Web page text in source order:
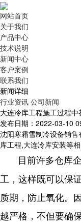
网站首页
关于我们
产品中心
技术说明
新闻中心
客户案例
联系我们
新闻详细
行业资讯 公司新闻
大连冷库工程施工过程中
发布日期：2022-03-10
沈阳寒霜雪制冷设备销
库工程,大连冷库安装等
目前许多仓库企
工，这样既可以保
质期，防止氧化。
越严格，不但要确